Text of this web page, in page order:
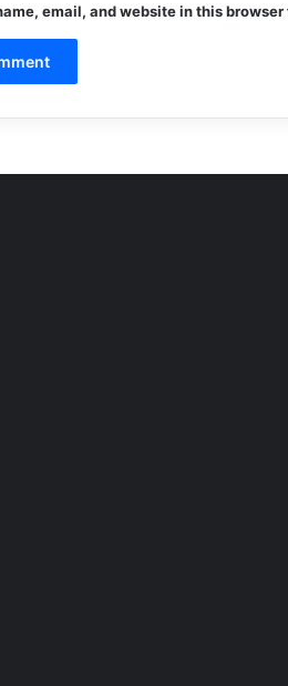
email, and website in this